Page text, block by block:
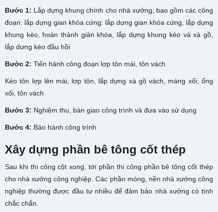
Bước 1: Lắp dựng khung chính cho nhà xưởng, bao gồm các công
đoạn: lắp dựng gian khóa cứng: lắp dựng gian khóa cứng, lắp dựng
khung kèo, hoàn thành giàn khóa, lắp dựng khung kèo và xà gồ,
lắp dựng kèo đầu hồi
Bước 2: Tiến hành công đoạn lợp tôn mái, tôn vách
Kéo tôn lợp lên mái, lợp tôn, lắp dựng xà gồ vách, máng xối, ống
xối, tôn vách
Bước 3: Nghiệm thu, bàn giao công trình và đưa vào sử dụng
Bước 4: Bảo hành công trình
Xây dựng phần bê tông cốt thép
Sau khi thi công cột xong, tới phần thi công phần bê tông cốt thép
cho nhà xưởng công nghiệp. Các phần móng, nền nhà xưởng công
nghiệp thường được đầu tư nhiều để đảm bảo nhà xưởng có tính
chắc chắn.